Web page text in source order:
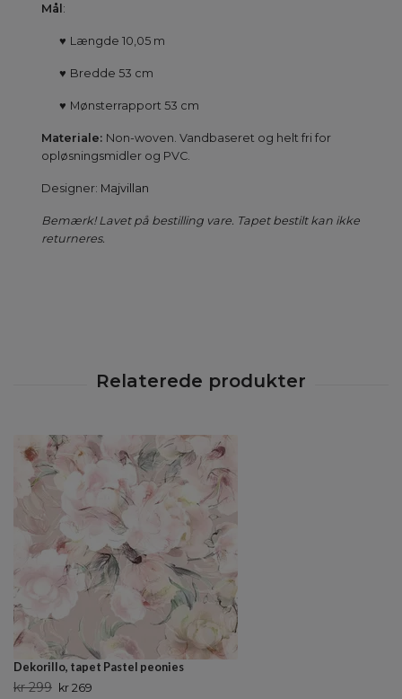
Mål :
♥ Længde 10,05 m
♥ Bredde 53 cm
♥ Mønsterrapport 53 cm
Materiale: Non-woven. Vandbaseret og helt fri for
opløsningsmidler og PVC.
Designer: Majvillan
Bemærk! Lavet på bestilling vare. Tapet bestilt kan ikke
returneres.
Dekorillo, tapet Pastel peonies
kr 299 kr 269